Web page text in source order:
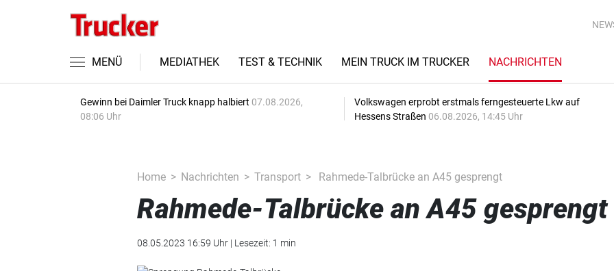
MENÜ MEDIATHEK TEST & TECHNIK MEIN TRUCK IM TRUCKER NACHRICHTEN
Gewinn bei Daimler Truck knapp halbiert 07.08.2026,
08:06 Uhr
Volkswagen erprobt erstmals ferngesteuerte Lkw auf
Hessens Straßen 06.08.2026, 14:45 Uhr
Home Nachrichten Transport Rahmede-Talbrücke an A45 gesprengt
Rahmede-Talbrücke an A45 gesprengt
08.05.2023 16:59 Uhr | Lesezeit: 1 min